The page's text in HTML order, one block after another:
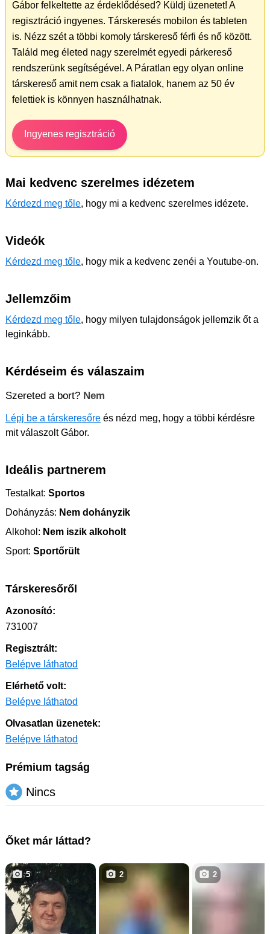
Gábor felkeltette az érdeklődésed? Küldj üzenetet! A
regisztráció ingyenes. Társkeresés mobilon és tableten
is. Nézz szét a többi komoly társkereső férfi és nő között.
Találd meg életed nagy szerelmét egyedi párkereső
rendszerünk segítségével. A Páratlan egy olyan online
társkereső amit nem csak a fiatalok, hanem az 50 év
felettiek is könnyen használhatnak.
Ingyenes regisztráció
Mai kedvenc szerelmes idézetem
Kérdezd meg tőle, hogy mi a kedvenc szerelmes idézete.
Videók
Kérdezd meg tőle, hogy mik a kedvenc zenéi a Youtube-on.
Jellemzőim
Kérdezd meg tőle, hogy milyen tulajdonságok jellemzik őt a
leginkább.
Kérdéseim és válaszaim
Szereted a bort? Nem
Lépj be a társkeresőre és nézd meg, hogy a többi kérdésre
mit válaszolt Gábor.
Ideális partnerem
Testalkat: Sportos
Dohányzás: Nem dohányzik
Alkohol: Nem iszik alkoholt
Sport: Sportőrült
Társkeresőről
Azonosító:
731007
Regisztrált:
Belépve láthatod
Elérhető volt:
Belépve láthatod
Olvasatlan üzenetek:
Belépve láthatod
Prémium tagság
Nincs
Őket már láttad?
5 2 2